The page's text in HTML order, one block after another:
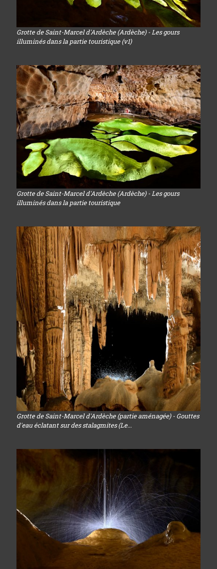
Grotte de Saint-Marcel d'Ardèche (Ardèche) - Les gours
illuminés dans la partie touristique (v1)
Grotte de Saint-Marcel d'Ardèche (Ardèche) - Les gours
illuminés dans la partie touristique
Grotte de Saint-Marcel d'Ardèche (partie aménagée) - Gouttes
d'eau éclatant sur des stalagmites (Le...